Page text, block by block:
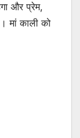
और प्रेम,
मां काली को